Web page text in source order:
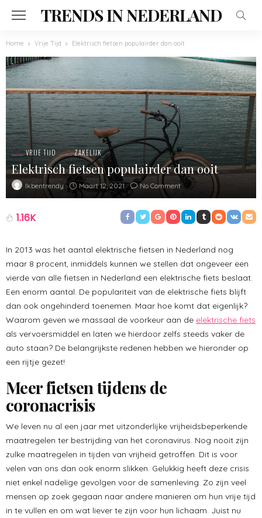
TRENDS IN NEDERLAND
Home Vrije Tijd Elektrisch fietsen populairder dan ooit
VRIJE TIJD ZAKELIJK
Elektrisch fietsen populairder dan ooit
Ikbentrendy Maart 12, 2021 No Comment
1.16K
In 2013 was het aantal elektrische fietsen in Nederland nog
maar 8 procent, inmiddels kunnen we stellen dat ongeveer een
vierde van alle fietsen in Nederland een elektrische fiets beslaat.
Een enorm aantal. De populariteit van de elektrische fiets blijft
dan ook ongehinderd toenemen. Maar hoe komt dat eigenlijk?
Waarom geven we massaal de voorkeur aan de elektrische fiets
als vervoersmiddel en laten we hierdoor zelfs steeds vaker de
auto staan? De belangrijkste redenen hebben we hieronder op
een rijtje gezet!
Meer fietsen tijdens de
coronacrisis
We leven nu al een jaar met uitzonderlijke vrijheidsbeperkende
maatregelen ter bestrijding van het coronavirus. Nog nooit zijn
zulke maatregelen in tijden van vrijheid getroffen. Dit is voor
velen van ons dan ook enorm slikken. Gelukkig heeft deze crisis
niet enkel nadelige gevolgen voor de samenleving. Zo zijn veel
mensen op zoek gegaan naar andere manieren om hun vrije tijd
in te vullen en om wat liever te zijn voor hun lichaam. Juist nu